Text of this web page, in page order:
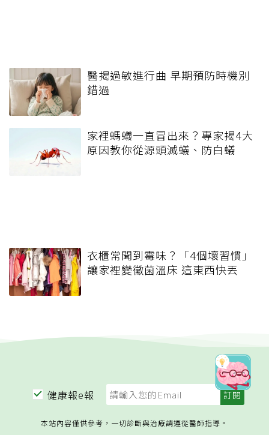
醫揭過敏進行曲 早期預防時機別
錯過
家裡螞蟻一直冒出來？專家揭4大
原因教你從源頭滅蟻、防白蟻
衣櫃常聞到霉味？「4個壞習慣」
讓家裡變黴菌溫床 這東西快丟
健康報e報
本站內容僅供參考，一切診斷與治療請遵從醫師指導。